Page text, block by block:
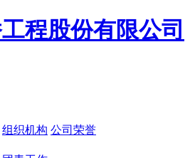
组织机构 公司荣誉